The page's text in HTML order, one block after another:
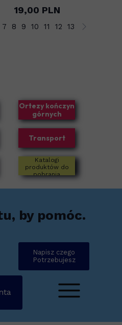
19,00 PLN
7 8 9 10 11 12 13
Katalogi
produktów do
pobrania
Ortezy kończyn
górnych
Transport
by pomóc.
Napisz czego
Potrzebujesz